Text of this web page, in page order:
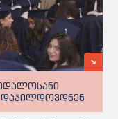
დაჯილდოვდნენ